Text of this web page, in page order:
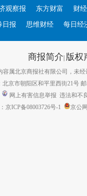
观察报 东方财富 财
日报 思维财经 每日经
商报简介| 版权
容属北京商报社有限公司，未经
北京市朝阳区和平里西街21号
网上有害信息举报 违法和不
京ICP备08003726号-1
京公